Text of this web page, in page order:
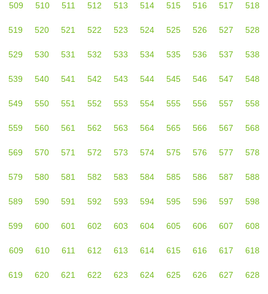
509 510 511 512 513 514 515 516 517 518
519 520 521 522 523 524 525 526 527 528
529 530 531 532 533 534 535 536 537 538
539 540 541 542 543 544 545 546 547 548
549 550 551 552 553 554 555 556 557 558
559 560 561 562 563 564 565 566 567 568
569 570 571 572 573 574 575 576 577 578
579 580 581 582 583 584 585 586 587 588
589 590 591 592 593 594 595 596 597 598
599 600 601 602 603 604 605 606 607 608
609 610 611 612 613 614 615 616 617 618
619 620 621 622 623 624 625 626 627 628